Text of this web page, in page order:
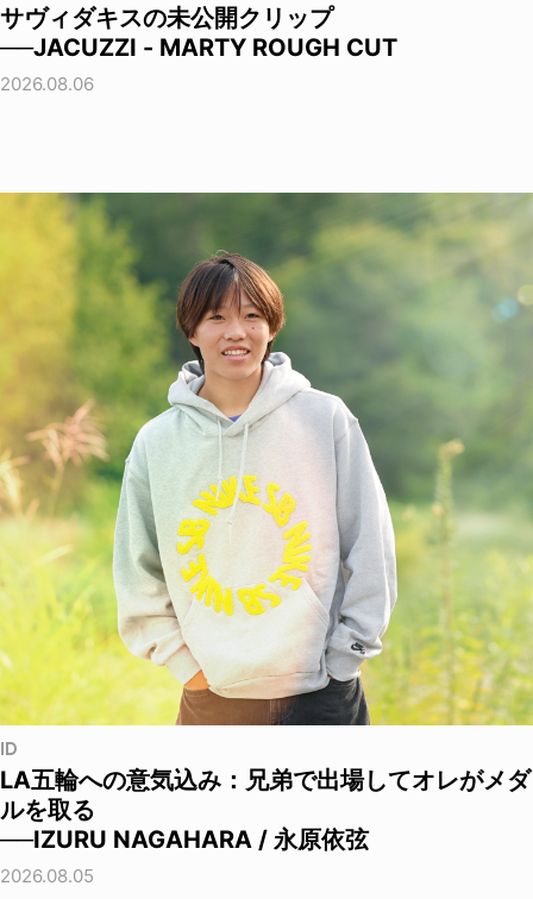
サヴィダキスの未公開クリップ
──JACUZZI - MARTY ROUGH CUT
2026.08.06
ID
LA五輪への意気込み：兄弟で出場してオレがメダ
ルを取る
──IZURU NAGAHARA / 永原依弦
2026.08.05